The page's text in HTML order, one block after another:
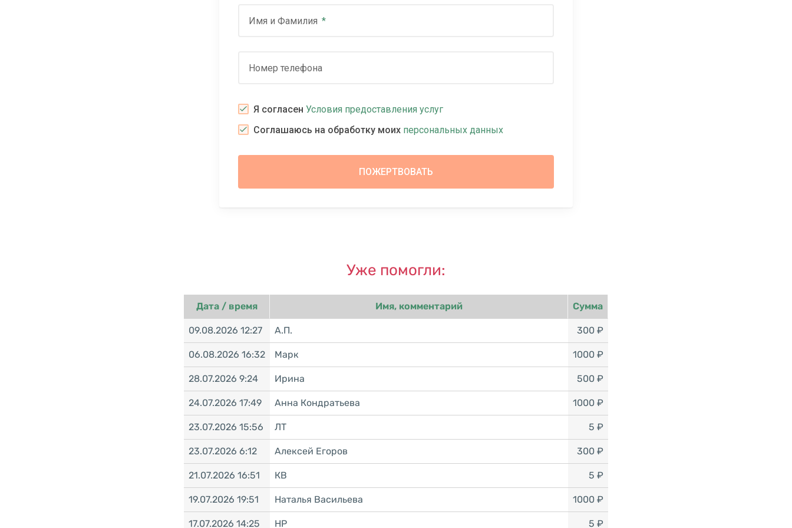
Имя и Фамилия
Номер телефона
Я согласен Условия предоставления услуг
Соглашаюсь на обработку моих персональных данных
Уже помогли:
Дата / время Имя, комментарий Сумма
09.08.2026 12:27 А.П. 300 ₽
06.08.2026 16:32 Марк 1000 ₽
28.07.2026 9:24 Ирина 500 ₽
24.07.2026 17:49 Анна Кондратьева 1000 ₽
23.07.2026 15:56 ЛТ 5 ₽
23.07.2026 6:12 Алексей Егоров 300 ₽
21.07.2026 16:51 КВ 5 ₽
19.07.2026 19:51 Наталья Васильева 1000 ₽
17.07.2026 14:25 НР 5 ₽